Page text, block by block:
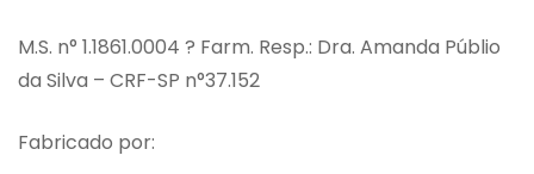
M.S. n° 1.1861.0004 ? Farm. Resp.: Dra. Amanda Públio
da Silva – CRF-SP n°37.152
Fabricado por: